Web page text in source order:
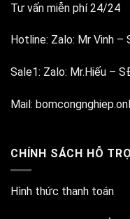
Tư vấn miễn phí 24/24
Hotline: Zalo: Mr Vinh –
Sale1: Zalo: Mr.Hiếu –
Mail:
CHÍNH SÁCH HỖ
Hình thức thanh toán